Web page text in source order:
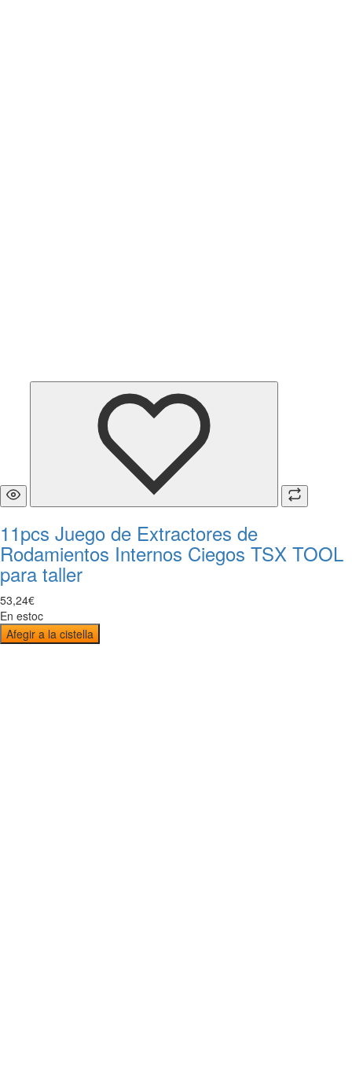
11pcs Juego de Extractores de
Rodamientos Internos Ciegos TSX TOOL
para taller
53,24€
En estoc
Afegir a la cistella